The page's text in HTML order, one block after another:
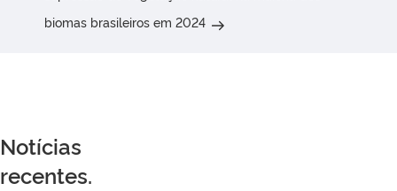
biomas brasileiros em 2024
Notícias
recentes.